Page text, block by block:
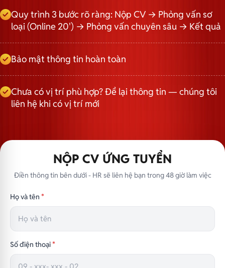
Quy trình 3 bước rõ ràng: Nộp CV → Phỏng vấn sơ
loại (Online 20') → Phỏng vấn chuyên sâu → Kết quả
Bảo mật thông tin hoàn toàn
Chưa có vị trí phù hợp? Để lại thông tin — chúng tôi
liên hệ khi có vị trí mới
NỘP CV ỨNG TUYỂN
Điền thông tin bên dưới - HR sẽ liên hệ bạn trong 48 giờ làm việc
Họ và tên *
Số điện thoại*